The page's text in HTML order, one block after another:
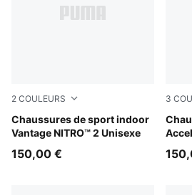
2 COULEURS
Chaussures de sport indoor
Vantage NITRO™ 2 Unisexe
PUMA White-PUMA Black-
150,00 €
3